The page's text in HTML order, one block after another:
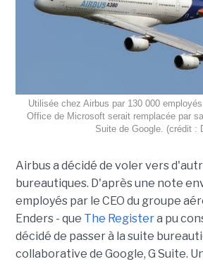
Utilisée chez Airbus par 130 000
Office de Microsoft serait remplacée par
Suite de Google. (crédit :
Airbus a décidé de voler vers
bureautiques. D'après une note
employés par le CEO du groupe
Enders - que The Registera pu
décidé de passer à la suite
collaborative de Google, G Suite.